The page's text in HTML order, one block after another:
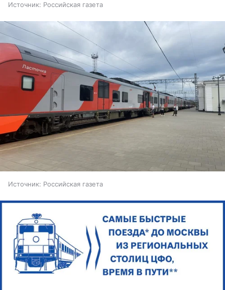
Источник: Российская газета
Источник: Российская газета